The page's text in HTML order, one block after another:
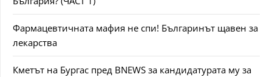
Фармацевтичната мафия не спи! Българинът щавен за
лекарства
Кметът на Бургас пред BNEWS за кандидатурата му за